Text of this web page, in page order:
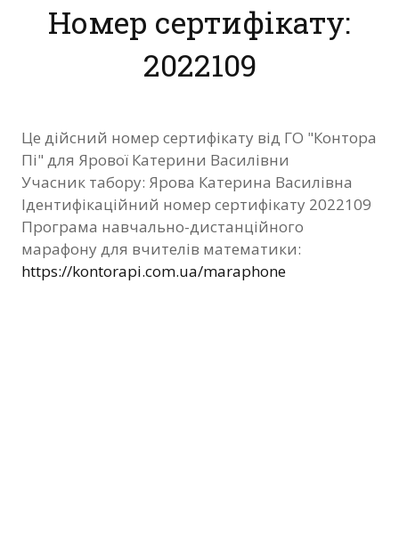
Матеріали
Нас підтримують
Фотозвіт
Видані сертифікати
Контакти
Номер сертифікату:
2022109
Це дійсний номер сертифікату від ГО "Контора
Пі" для Ярової Катерини Василівни
Учасник табору: Ярова Катерина Василівна
Ідентифікаційний номер сертифікату 2022109
Програма навчально-дистанційного
марафону для вчителів математики:
https://kontorapi.com.ua/maraphone